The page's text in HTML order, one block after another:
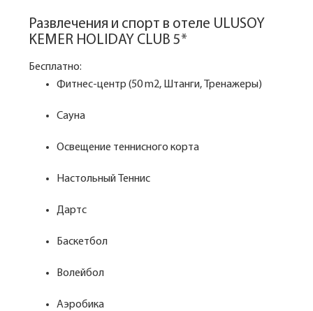
Развлечения и спорт в отеле ULUSOY
KEMER HOLIDAY CLUB 5*
Бесплатно:
Фитнес-центр (50 m2, Штанги, Тренажеры)
Сауна
Освещение теннисного корта
Настольный Теннис
Дартс
Баскетбол
Волейбол
Аэробика